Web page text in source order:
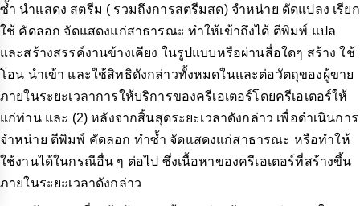
ซ้ำ นำแสดง สตรีม ( รวมถึงการสตรีมสด) จำหน่าย ดัดแปลง เรียก
ใช้ คัดลอก จัดแสดงแก่สาธารณะ ทำให้เข้าถึงได้ ตีพิมพ์ แปล
และสร้างสรรค์งานข้างเคียง ในรูปแบบหรือผ่านสื่อใดๆ สร้าง ใช้
โอน นำเข้า และใช้สิทธิดังกล่าวทั้งหมดในและต่อวัตถุของผู้ขาย
ภายในระยะเวลาการให้บริการของครีเอเตอร์โดยครีเอเตอร์ให้
แก่ท่าน และ (2) หลังจากสิ้นสุดระยะเวลาดังกล่าว เพื่อดำเนินการ
จำหน่าย ตีพิมพ์ คัดลอก ทำซ้ำ จัดแสดงแก่สาธารณะ หรือทำให้
ใช้งานได้ในกรณีอื่น ๆ ต่อไป ซึ่งเนื้อหาของครีเอเตอร์ที่สร้างขึ้น
ภายในระยะเวลาดังกล่าว